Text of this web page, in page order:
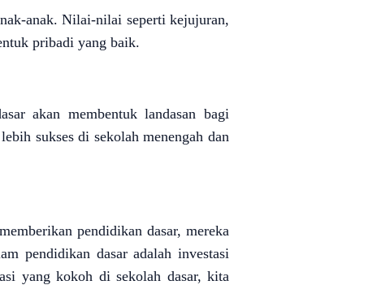
anak. Nilai-nilai seperti kejujuran,
pribadi yang baik.
akan membentuk landasan bagi
sukses di sekolah menengah dan
pendidikan dasar, mereka
pendidikan dasar adalah investasi
yang kokoh di sekolah dasar, kita